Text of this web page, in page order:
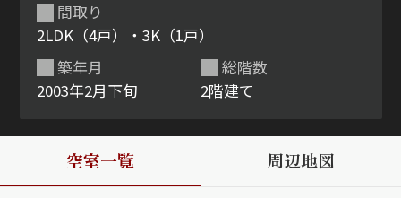
ルームツアー 動画ギャラリー
築年月
2003年2月下旬
間取り
2LDK（4戸）・3K（1戸）
総階数
2階建て
空室一覧 周辺地図